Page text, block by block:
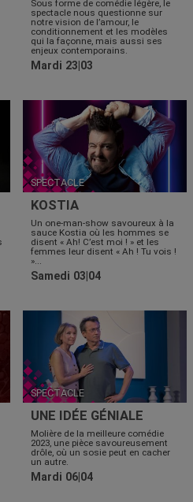
Sous forme de comédie légère, le
spectacle nous questionne sur
notre vision de l’amour, le
conditionnement et les modèles
qui la façonne, mais aussi ses
enjeux contemporains.
Mardi 23|03
SPECTACLE
KOSTIA
Un one-man-show savoureux à la
sauce Kostia où les hommes se
disent « Ah! C’est moi ! » et les
femmes leur disent « Ah ! Tu vois !
»...
Samedi 03|04
SPECTACLE
UNE IDÉE GÉNIALE
Molière de la meilleure comédie
2023, une pièce savoureusement
drôle, où un sosie peut en cacher
un autre.
Mardi 06|04